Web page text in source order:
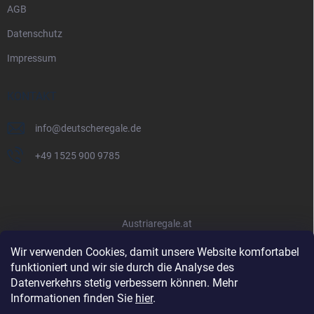
Wir verwenden Cookies, damit unsere Website komfortabel
funktioniert und wir sie durch die Analyse des
Datenverkehrs stetig verbessern können. Mehr
Informationen finden Sie hier.
AGB
Datenschutz
Impressum
KONTAKT
info@deutscheregale.de
+49 1525 900 9785
Austriaregale.at